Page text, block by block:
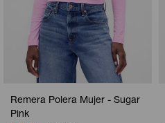
Remera Polera Mujer - Sugar
Pink